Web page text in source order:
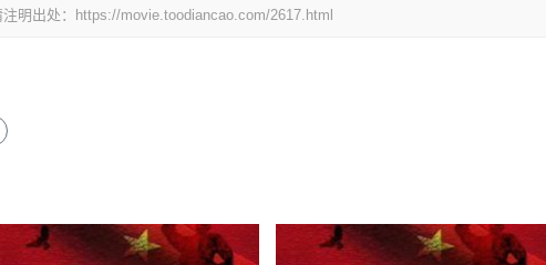
明出处：https://movie.toodiancao.com/2617.html